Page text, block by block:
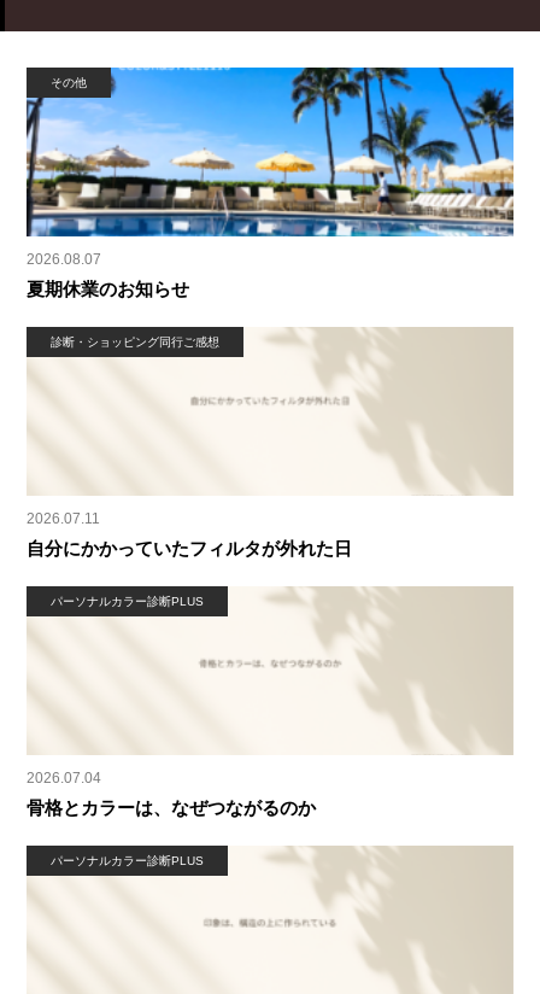
その他
2026.08.07
夏期休業のお知らせ
診断・ショッピング同行ご感想
2026.07.11
自分にかかっていたフィルタが外れた日
パーソナルカラー診断PLUS
2026.07.04
骨格とカラーは、なぜつながるのか
パーソナルカラー診断PLUS